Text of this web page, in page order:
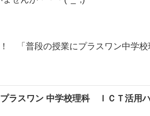
！ 「 普段の授業にプラスワン中学
プラスワン 中学校理科 ＩＣＴ活用